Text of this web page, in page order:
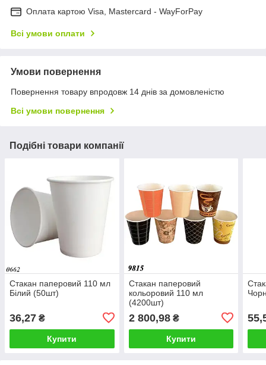
Оплата картою Visa, Mastercard - WayForPay
Всі умови оплати
Умови повернення
Повернення товару впродовж 14 днів за домовленістю
Всі умови повернення
Подібні товари компанії
Стакан паперовий 110 мл
Білий (50шт)
36,27 ₴
Купити
Стакан паперовий
кольоровий 110 мл
(4200шт)
2 800,98₴
Купити